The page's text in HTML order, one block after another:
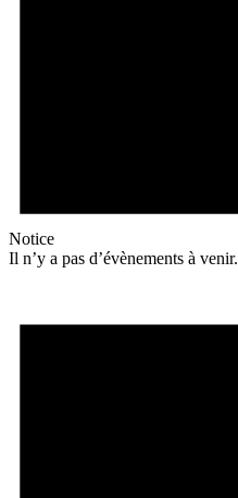
Notice
Il n’y a pas d’évènements à venir.